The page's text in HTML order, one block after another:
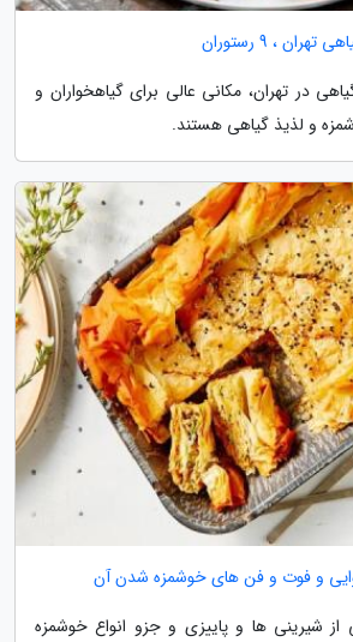
، 9 رستوران
در تهران، مکانی عالی برای گیاهخواران و
و لذیذ گیاهی هستند.
و فوت و فن های خوشمزه شدن آن
از شیرینی ها و پاییزی و جزو انواع خوشمزه